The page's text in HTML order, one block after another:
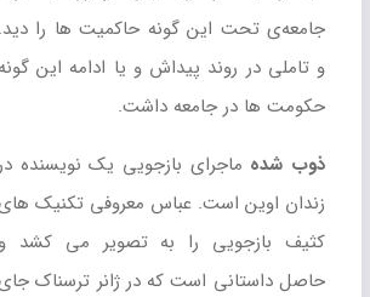
جامعه‌ی تحت این گونه حاکمیت ها را دید.
و تاملی در روند پیداش و یا ادامه این گونه
حکومت ها در جامعه داشت.
ذوب شدهماجرای بازجویی یک نویسنده در
زندان اوین است. عباس معروفی تکنیک های
کثیف بازجویی را به تصویر می کشد و
حاصل داستانی است که در ژانر ترسناک جای